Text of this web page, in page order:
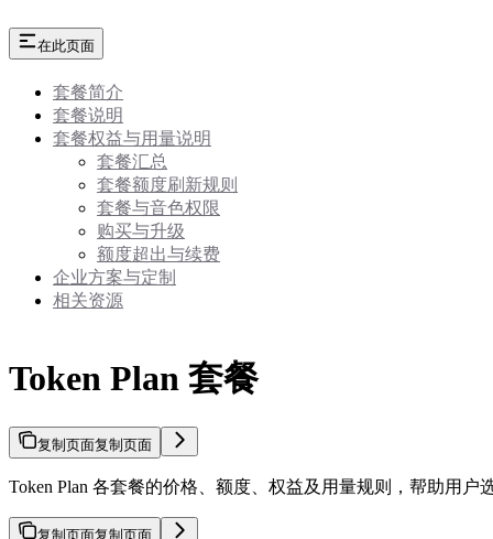
在此页面
套餐简介
套餐说明
套餐权益与用量说明
套餐汇总
套餐额度刷新规则
套餐与音色权限
购买与升级
额度超出与续费
企业方案与定制
相关资源
Token Plan 套餐
复制页面复制页面
Token Plan 各套餐的价格、额度、权益及用量规则，帮助用户
复制页面复制页面